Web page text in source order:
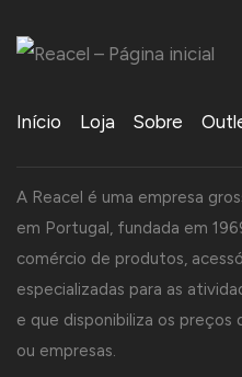
Início Loja Sobre
A Reacel é uma empresa
em Portugal, fundada em
comércio de produtos,
especializadas para as
e que disponibiliza os preços
ou empresas.